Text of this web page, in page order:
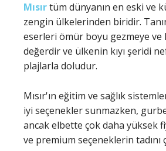
Mısırtüm dünyanın en eski ve
zengin ülkelerinden biridir.
eserleri ömür boyu gezmeye ve
değerdir ve ülkenin kıyı şeridi
plajlarla doludur.
Mısır'ın eğitim ve sağlık
iyi seçenekler sunmazken,
ancak elbette çok daha yüksek
ve premium seçeneklerin tadını